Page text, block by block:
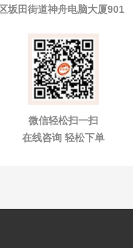
坂田街道神舟电脑大厦901
微信轻松扫一扫
在线咨询 轻松下单